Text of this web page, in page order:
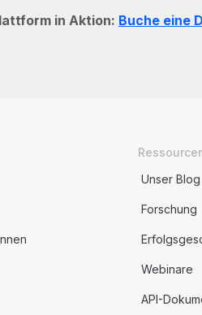
in Aktion: Buche eine
Unser Blog
Forschung
Webinare
API-